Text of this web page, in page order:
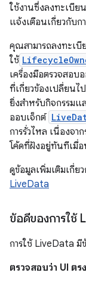
ใช้งานซึ่งลงทะเบีย
แจ้งเตือนเกี่ยวกับก
คุณสามารถลงทะเ
ใช้
เครื่องมือตรวจสอบ
ที่เกี่ยวข้องเปลี่ยนไ
ยิ่งสําหรับกิจกรรมแ
ออบเจ็กต์
การรั่วไหล เนื่องจา
โค้ดที่ฝังอยู่ทันทีเมื่อ
ดูข้อมูลเพิ่มเติมเกี่ย
LiveData
ข้อดีของการใช้
การใช้ LiveData มี
ตรวจสอบว่า UI ต